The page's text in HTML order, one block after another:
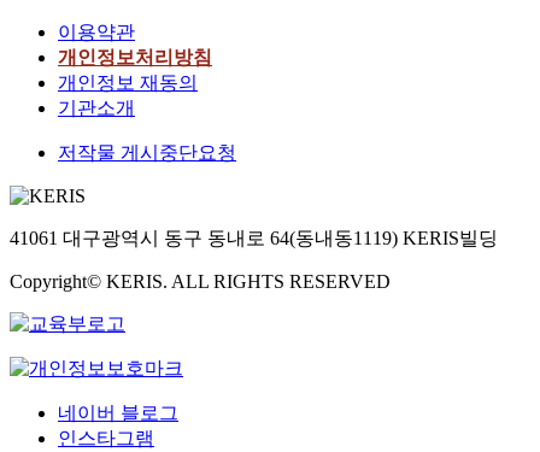
이용약관
개인정보처리방침
개인정보 재동의
기관소개
저작물 게시중단요청
41061 대구광역시 동구 동내로 64(동내동1119) KERIS빌딩
Copyright© KERIS. ALL RIGHTS RESERVED
네이버 블로그
인스타그램